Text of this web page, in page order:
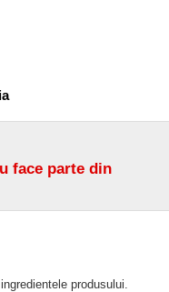
face parte din
produsului.